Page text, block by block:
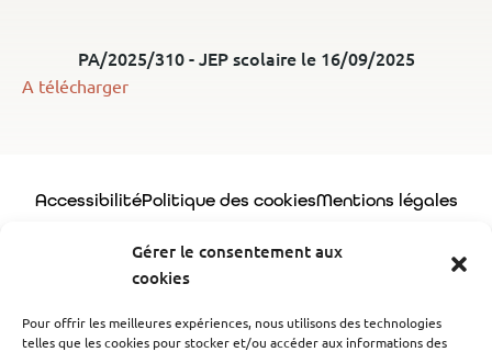
Gérer le consentement aux
cookies
Pour offrir les meilleures expériences, nous utilisons des technologies
telles que les cookies pour stocker et/ou accéder aux informations des
PA/2025/310 - JEP scolaire le 16/09/2025
A télécharger
AccessibilitéPolitique des cookiesMentions légales
© 2024 - Propulsé par Utopia